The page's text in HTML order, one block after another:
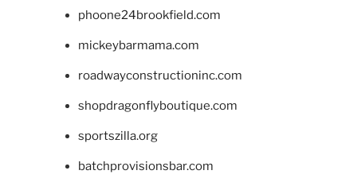
phoone24brookfield.com
mickeybarmama.com
roadwayconstructioninc.com
shopdragonflyboutique.com
sportszilla.org
batchprovisionsbar.com